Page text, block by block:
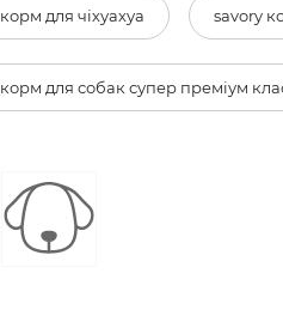
корм для чіхуахуа savory
корм для собак супер преміум